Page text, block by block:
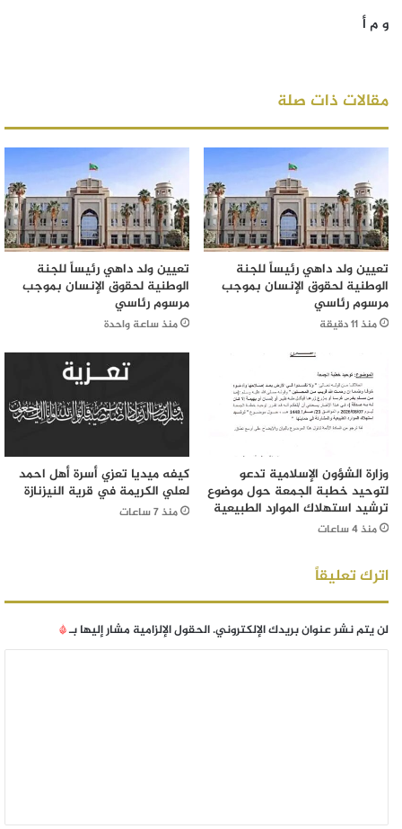
و م أ
مقالات ذات صلة
تعيين ولد داهي رئيساً للجنة
الوطنية لحقوق الإنسان بموجب
مرسوم رئاسي
منذ 11 دقيقة
تعيين ولد داهي رئيساً للجنة
الوطنية لحقوق الإنسان بموجب
مرسوم رئاسي
منذ ساعة واحدة
وزارة الشؤون الإسلامية تدعو
لتوحيد خطبة الجمعة حول موضوع
ترشيد استهلاك الموارد الطبيعية
منذ 4 ساعات
كيفه ميديا تعزي أسرة أهل احمد
لعلي الكريمة في قرية النيزنازة
منذ 7 ساعات
اترك تعليقاً
لن يتم نشر عنوان بريدك الإلكتروني.الحقول الإلزامية مشار إليها بـ*